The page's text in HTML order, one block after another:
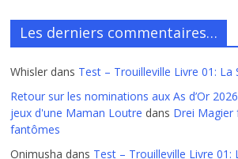
Les derniers commentaires…
Whisler dans Test – Trouilleville Livre 01: La
Retour sur les nominations aux As d’Or
jeux d'une Maman Loutre dans Drei Magier
fantômes
Onimusha dans Test – Trouilleville Livre 01: